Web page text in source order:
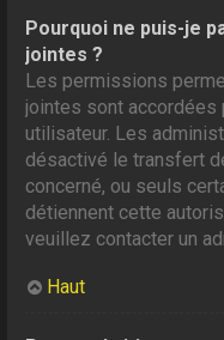
Pourquoi ne puis-je
jointes ?
Les permissions
jointes sont accordées
utilisateur. Les
désactivé le transfert
concerné, ou seuls
détiennent cette
veuillez contacter un
Haut